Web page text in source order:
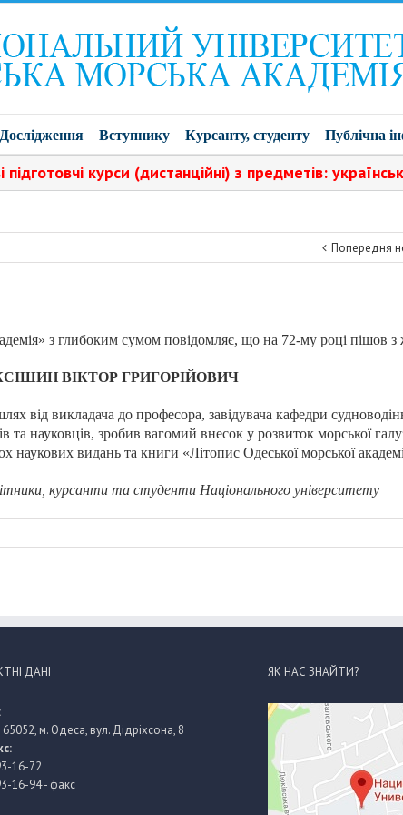
Дослідження Вступнику Курсанту, студенту Публічна
курси (дистанційні) з предметів:
Попередня
з глибоким сумом повідомляє, що на 72-му році пішов з
ВІКТОР ГРИГОРІЙОВИЧ
від викладача до професора, завідувача кафедри
та науковців, зробив вагомий внесок у розвиток морської
наукових видань та книги «Літопис Одеської морської
курсанти та студенти Національного університету
ДАНІ
65052, м. Одеса, вул. Дідріхсона, 8
16-72
16-94 - факс
ЯК НАС ЗНАЙТИ?